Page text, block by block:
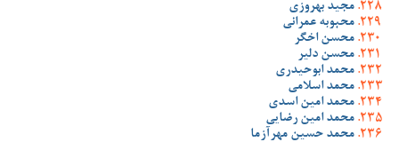
مجید بهروزی
محبوبه عمرانی
محسن اخگر
محسن دلیر
محمد ابوحیدری
محمد اسلامی
محمد امین اسدی
محمد امین رضایی
محمد حسین مهرآزما